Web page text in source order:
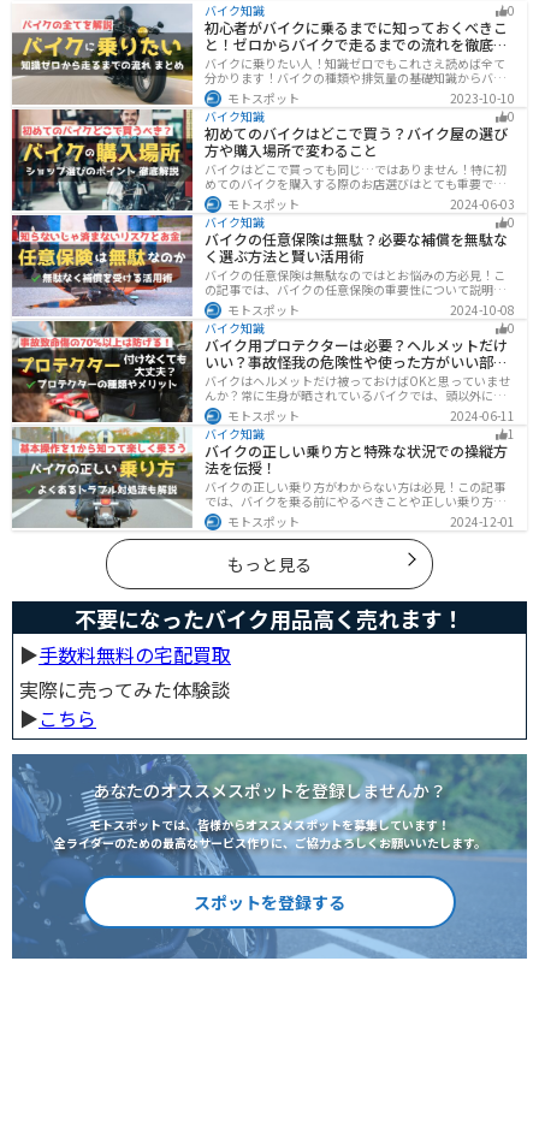
バイク知識 0
初心者がバイクに乗るまでに知っておくべきこ
と！ゼロからバイクで走るまでの流れを徹底解
説
バイクに乗りたい人！知識ゼロでもこれさえ読めば全て
分かります！バイクの種類や排気量の基礎知識からバイ
クの選び方、免許の取り方、購入、納車、その後のバイ
クライフまで全てサポートします！
モトスポット
2023-10-10
バイク知識
0
初めてのバイクはどこで買う？バイク屋の選び
方や購入場所で変わること
バイクはどこで買っても同じ…ではありません！特に初
めてのバイクを購入する際のお店選びはとても重要で
す。どんなお店で購入するのがベストなのか？失敗しな
いお店選びのポイントをまとめます。
モトスポット
2024-06-03
バイク知識
0
バイクの任意保険は無駄？必要な補償を無駄な
く選ぶ方法と賢い活用術
バイクの任意保険は無駄なのではとお悩みの方必見！こ
の記事では、バイクの任意保険の重要性について説明し
ています。実は、自賠責保険だけでは不十分な保護しか
得られず、経済的リスクも高いです。この記事を読めば、
バイクの任意保険が必要な理由がわかります。
モトスポット
2024-10-08
バイク知識
0
バイク用プロテクターは必要？ヘルメットだけ
いい？事故怪我の危険性や使った方がいい部位
も解説
バイクはヘルメットだけ被っておけばOKと思っていませ
んか？常に生身が晒されているバイクでは、頭以外にも
胸・背中・脚・腕など怪我のリスクが非常に高いです。
プロテクターをちゃんと付けていれば事故の致命傷の7
0%は防げると言われています。安全にバイクに乗るため
にプロテクターの種類やつけた方が良い部位などをまと
めました。
モトスポット
2024-06-11
バイク知識
1
バイクの正しい乗り方と特殊な状況での操縦方
法を伝授！
バイクの正しい乗り方がわからない方は必見！この記事
では、バイクを乗る前にやるべきことや正しい乗り方、
トラブルと対処法を解説しています。実は、車と気をつ
ける部分はかなり異なるので注意が必要です。この記事
を読めば、安全で快適なバイクライフを送れます。
モトスポット 2024-12-01
もっと見る
不要になったバイク用品高く売れます！
▶︎手数料無料の宅配買取
実際に売ってみた体験談
▶︎こちら
あなたのオススメスポットを登録しませんか？
モトスポットでは、皆様からオススメスポットを募集しています！
全ライダーのための最高なサービス作りに、ご協力よろしくお願いいたします。
スポットを登録する